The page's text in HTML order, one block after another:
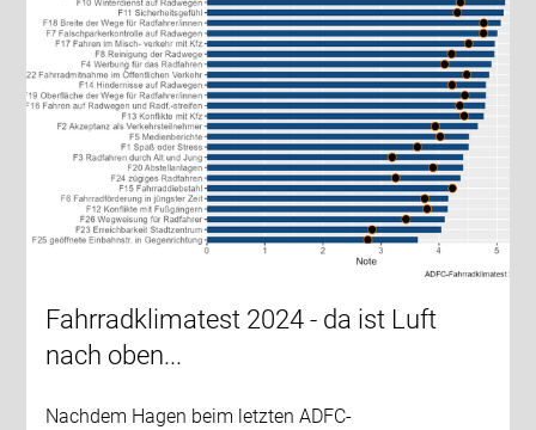
Fahrradklimatest 2024 - da ist Luft
nach oben...
Nachdem Hagen beim letzten ADFC-